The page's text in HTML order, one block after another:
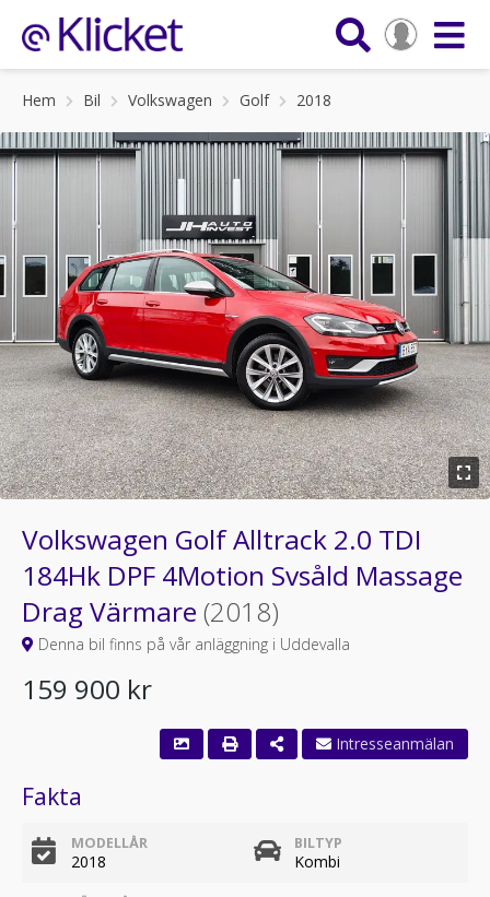
Hem Bil Volkswagen Golf 2018
Volkswagen Golf Alltrack 2.0 TDI
184Hk DPF 4Motion Svsåld Massage
Drag Värmare (2018)
Denna bil finns på vår anläggning i Uddevalla
159 900 kr
Fakta
MODELLÅR
2018
BILTYP
Kombi